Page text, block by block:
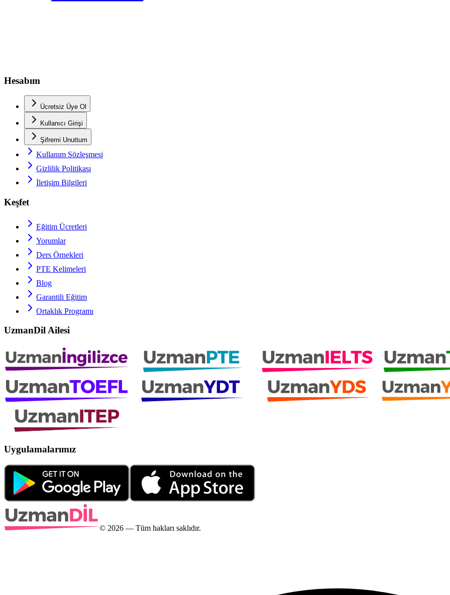
Hesabım
Ücretsiz Üye Ol
Kullanıcı Girişi
Şifremi Unuttum
Kullanım Sözleşmesi
Gizlilik Politikası
İletişim Bilgileri
Keşfet
Eğitim Ücretleri
Yorumlar
Ders Örnekleri
PTE Kelimeleri
Blog
Garantili Eğitim
Ortaklık Programı
UzmanDil Ailesi
Uygulamalarımız
© 2026 — Tüm hakları saklıdır.